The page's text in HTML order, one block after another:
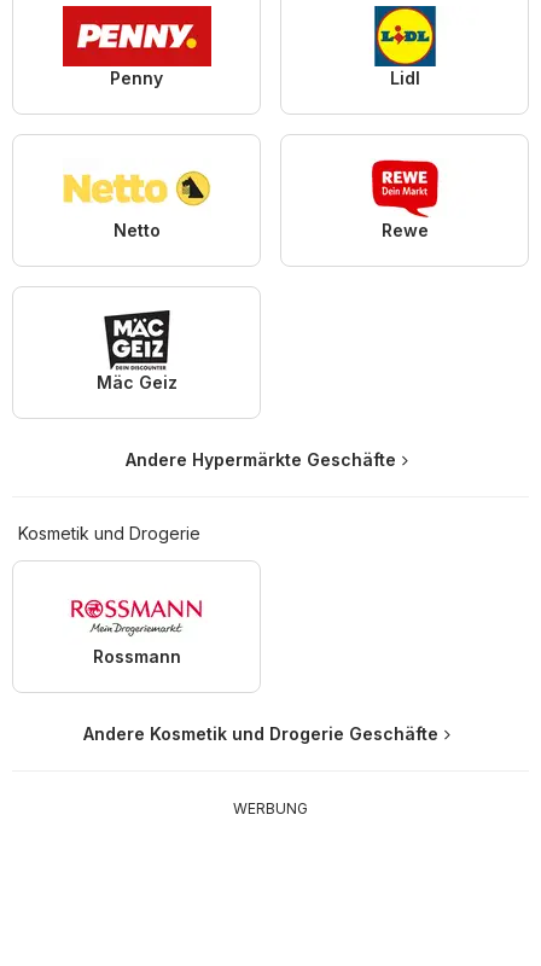
Penny Lidl
Netto Rewe
Mäc Geiz
Andere Hypermärkte Geschäfte
Kosmetik und Drogerie
Rossmann
Andere Kosmetik und Drogerie Geschäfte
WERBUNG